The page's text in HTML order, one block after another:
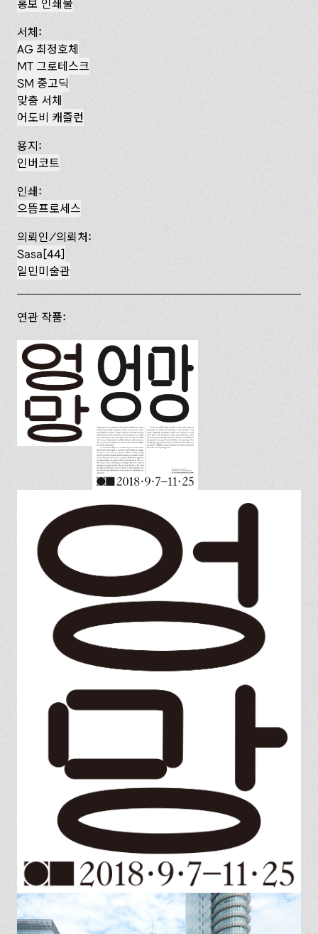
홍보 인쇄물
서체:
AG 최정호체
MT 그로테스크
SM 중고딕
맞춤 서체
어도비 캐즐런
용지:
인버코트
인쇄:
으뜸프로세스
의뢰인/의뢰처:
Sasa[44]
일민미술관
연관 작품: